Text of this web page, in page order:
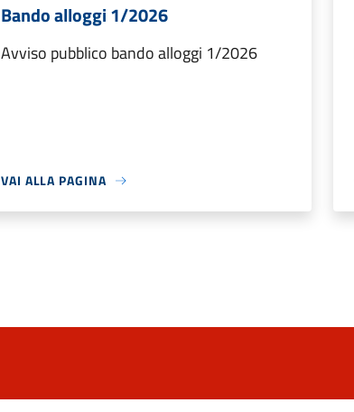
Bando alloggi 1/2026
Avviso pubblico bando alloggi 1/2026
VAI ALLA PAGINA